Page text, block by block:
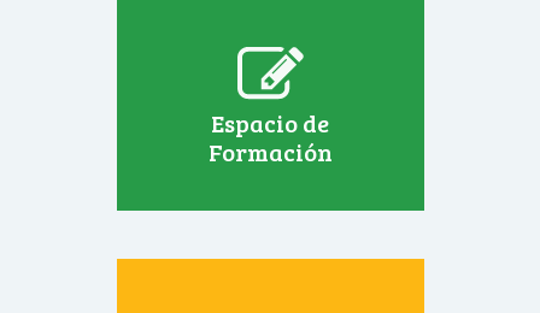
Espacio de
Formación